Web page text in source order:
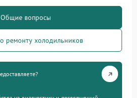
Общие вопросы
ремонту холодильников